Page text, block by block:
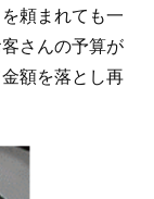
頼まれても一
さんの予算が
額を落とし再